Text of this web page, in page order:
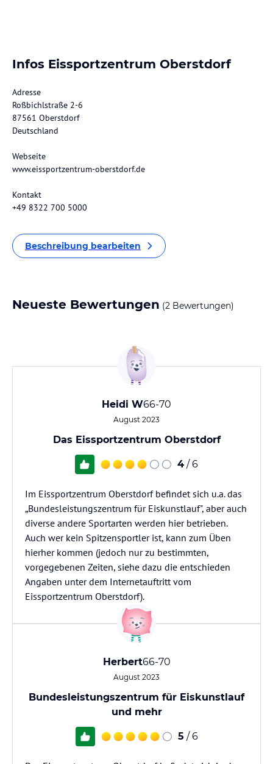
Infos Eissportzentrum Oberstdorf
Adresse
Roßbichlstraße 2-6
87561 Oberstdorf
Deutschland
Webseite
www.eissportzentrum-oberstdorf.de
Kontakt
+49 8322 700 5000
Beschreibung bearbeiten
Neueste Bewertungen (2 Bewertungen)
Heidi W66-70
August 2023
Das Eissportzentrum Oberstdorf
4 / 6
Im Eissportzentrum Oberstdorf befindet sich u.a. das
„Bundesleistungszentrum für Eiskunstlauf", aber auch
diverse andere Sportarten werden hier betrieben.
Auch wer kein Spitzensportler ist, kann zum Üben
hierher kommen (jedoch nur zu bestimmten,
vorgegebenen Zeiten, siehe dazu die entschieden
Angaben unter dem Internetauftritt vom
Eissportzentrum Oberstdorf).
Herbert66-70
August 2023
Bundesleistungszentrum für Eiskunstlauf
und mehr
5 / 6